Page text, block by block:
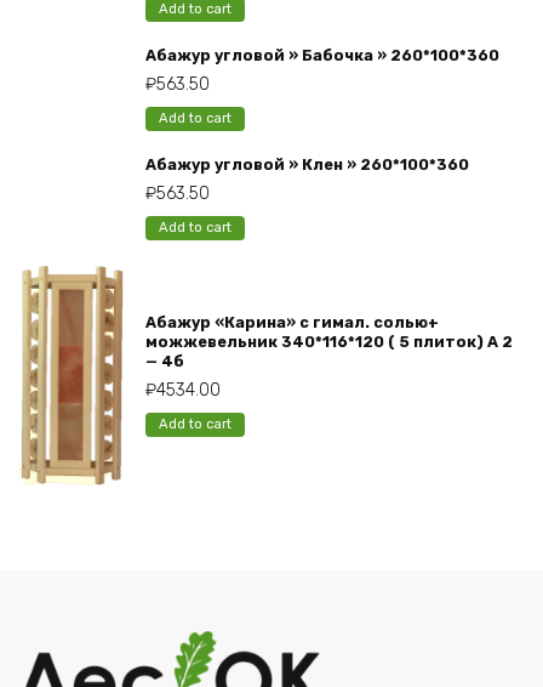
Add to cart
Абажур угловой » Бабочка » 260*100*360
₽563.50
Add to cart
Абажур угловой » Клен » 260*100*360
₽563.50
Add to cart
Абажур «Карина» с гимал. солью+
можжевельник 340*116*120 ( 5 плиток) А 2
— 4б
₽4534.00
Add to cart